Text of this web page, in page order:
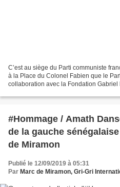
C’est au siège du Parti communiste
à la Place du Colonel Fabien que le
collaboration avec la Fondation
#Hommage / Amath
de la gauche
de Miramon
Publié le 12/09/2019 à 05:31
Par Marc de Miramon, Gri-Gri